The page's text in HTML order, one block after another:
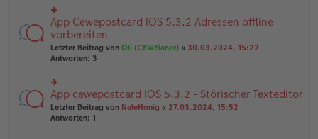
u
n
g
el
es
e
er
B
ei
tr
a
rs
te
r
u
n
el
es
e
n
App Cewepostcard IOS 5.3.2 Adressen offline
vorbereiten
Letzter Beitrag von Oli (CEWEianer) « 30.03.2024, 15:22
Antworten: 3
rs
te
r
App cewepostcard IOS 5.3.2 - Störischer Texteditor
Letzter Beitrag von NeleHonig « 27.03.2024, 15:52
Antworten: 1